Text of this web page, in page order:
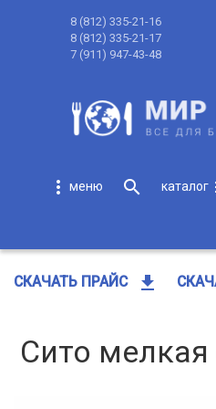
8 (812) 335-21-16
8 (812) 335-21-17
7 (911) 947-43-48
more_vert search
СКАЧАТЬ ПРАЙС get_app
Сито мелкая